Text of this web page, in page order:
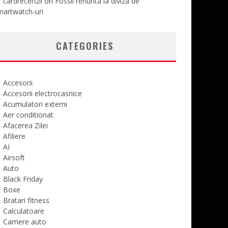
uri
CATEGORIES
Accesorii
Accesorii electrocasnice
Acumulatori externi
Aer conditionat
Afacerea Zilei
Afiliere
AI
Airsoft
Auto
Black Friday
Boxe
Bratari fitness
Calculatoare
Camere auto